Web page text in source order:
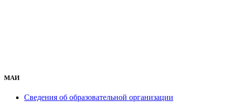
МАИ
Сведения об образовательной организации